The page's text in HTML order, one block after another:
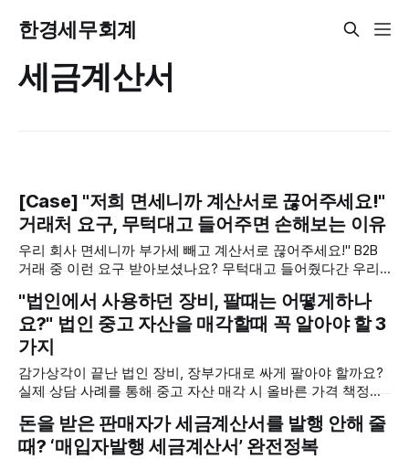
한경세무회계
세금계산서
[Case] "저희 면세니까 계산서로 끊어주세요!"
거래처 요구, 무턱대고 들어주면 손해보는 이유
우리 회사 면세니까 부가세 빼고 계산서로 끊어주세요!" B2B
거래 중 이런 요구 받아보셨나요? 무턱대고 들어줬다간 우리
거래처의 요구와 내 이익 사이, 가장 현명한 대처법을 실제 상
담 사례를 통해 알아봅니다
"법인에서 사용하던 장비, 팔때는 어떻게하나
요?" 법인 중고 자산을 매각할때 꼭 알아야 할 3
가지
감가상각이 끝난 법인 장비, 장부가대로 싸게 팔아야 할까요?
실제 상담 사례를 통해 중고 자산 매각 시 올바른 가격 책정법
돈을 받은 판매자가 세금계산서를 발행 안해 줄
때? ‘매입자발행 세금계산서’ 완전정복